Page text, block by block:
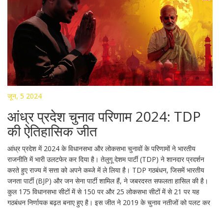
जून, 5 2024
आंध्र प्रदेश चुनाव परिणाम 2024: TDP
की ऐतिहासिक जीत
आंध्र प्रदेश में 2024 के विधानसभा और लोकसभा चुनावों के परिणामों ने भारतीय
राजनीति में भारी उलटफेर कर दिया है। तेलुगू देशम पार्टी (TDP) ने शानदार प्रदर्शन
करते हुए राज्य में सत्ता को अपने कब्जे में ले लिया है। TDP गठबंधन, जिसमें भारतीय
जनता पार्टी (BJP) और जन सेना पार्टी शामिल हैं, ने जबरदस्त सफलता हासिल की है।
कुल 175 विधानसभा सीटों में से 150 पर और 25 लोकसभा सीटों में से 21 पर यह
गठबंधन निर्णायक बढ़त बनाए हुए है। इस जीत ने 2019 के चुनाव नतीजों को पलट कर